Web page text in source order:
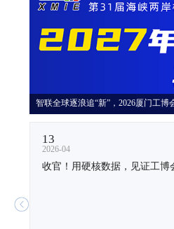
智联全球逐浪追“新”，2026厦门工博
13
2026-04
收官！用硬核数据，见证工博